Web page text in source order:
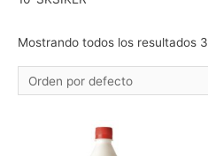
Mostrando todos los resultados 3